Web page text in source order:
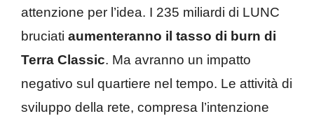
attenzione per l’idea. I 235 miliardi di LUNC
bruciati aumenteranno il tasso di burn di
Terra Classic. Ma avranno un impatto
negativo sul quartiere nel tempo. Le attività di
sviluppo della rete, compresa l’intenzione